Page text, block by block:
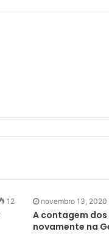
12 novembro 13, 2020
A contagem
novamente na